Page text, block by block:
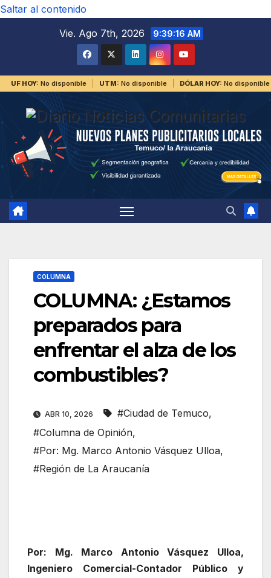
Saltar al contenido
Vie. Ago 7th, 2026
9:39:16 AM
UF HOY: No disponible UTM: No disponible DÓLAR HOY: No disponible
COLUMNA
COLUMNA: ¿Estamos
preparados para
enfrentar el alza de los
combustibles?
ABR 10, 2026 #Ciudad de Temuco,
#Columna de Opinión,
#Por: Mg. Marco Antonio Vásquez Ulloa,
#Región de La Araucanía
Por: Mg. Marco Antonio Vásquez Ulloa,
Ingeniero Comercial-Contador Público y